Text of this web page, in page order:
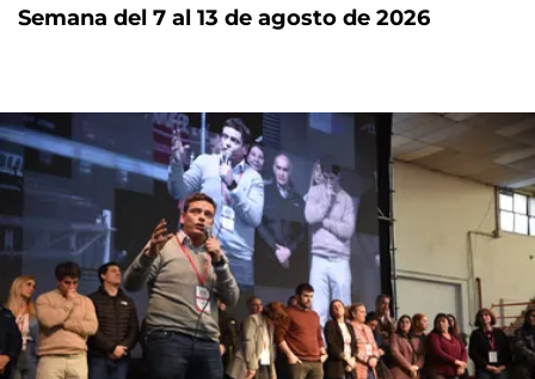
Semana del 7 al 13 de agosto de 2026